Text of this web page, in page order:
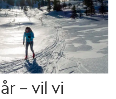
– vil vi